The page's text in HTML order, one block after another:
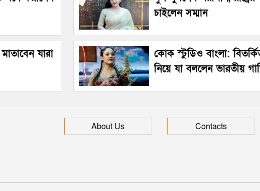
চাইলেন সম্মান
যারা
কোক স্টুডিও বাংলা:
নিয়ে যা বললেন ভারতীয়
About Us Contacts